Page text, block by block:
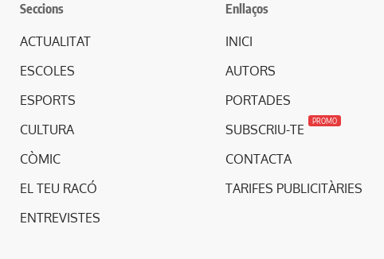
Seccions
ACTUALITAT
ESCOLES
ESPORTS
CULTURA
CÒMIC
EL TEU RACÓ
ENTREVISTES
Enllaços
INICI
AUTORS
PORTADES
SUBSCRIU-TE
PROMO
CONTACTA
TARIFES PUBLICITÀRIES